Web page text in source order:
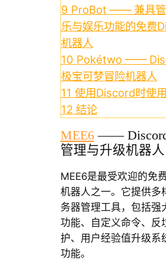
9 ProBot —— 兼具管
乐与娱乐功能的免费
机器人
10 Pokétwo ——
极宝可梦冒险机器人
11 使用Discord时使
12 结论
MEE6——
管理与升级机器人
MEE6是最受欢迎的免
机器人之一。它提供多
务器管理工具，包括强
功能、自定义命令、反
护、用户经验值升级系
功能。